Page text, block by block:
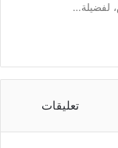
لفضيلة…
تعليقات